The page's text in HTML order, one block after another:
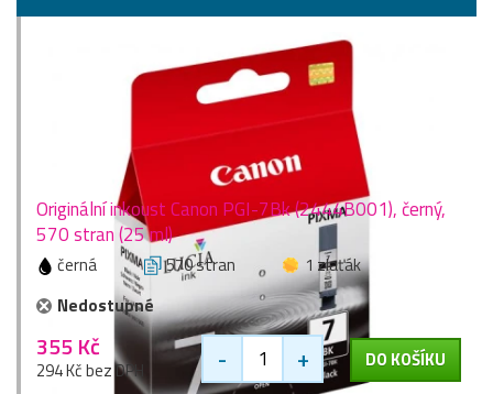
Originální inkoust Canon PGI-7Bk (2444B001), černý,
570 stran (25 ml)
černá 570 stran
1 zlaťák
Nedostupné
355 Kč
294 Kč bez DPH - + DO KOŠÍKU